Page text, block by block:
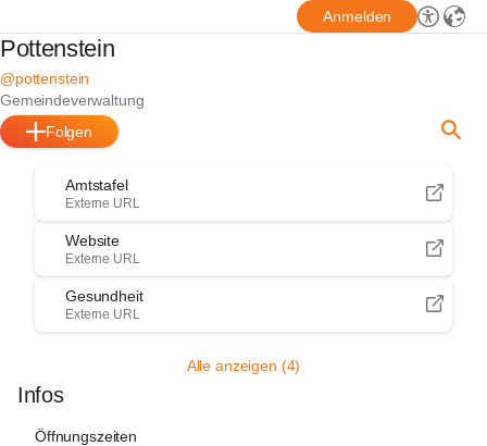
Anmelden
Pottenstein
@pottenstein
Gemeindeverwaltung
Folgen
Amtstafel
Externe URL
Website
Externe URL
Gesundheit
Externe URL
Alle anzeigen (4)
Infos
Öffnungszeiten